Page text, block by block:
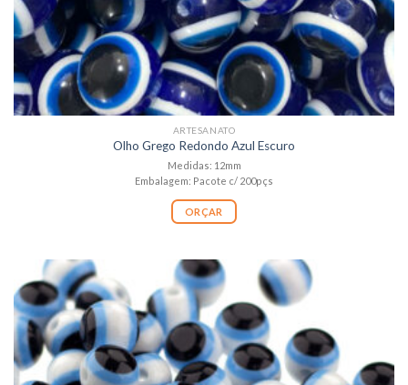
ARTESANATO
Olho Grego Redondo Azul Escuro
Medidas: 12mm
Embalagem: Pacote c/ 200pçs
ORÇAR